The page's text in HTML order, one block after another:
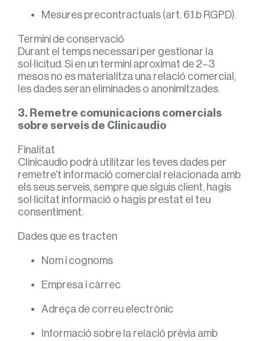
Mesures precontractuals (art. 6.1.b RGPD).
Termini de conservació
Durant el temps necessari per gestionar la
sol·licitud. Si en un termini aproximat de 2–3
mesos no es materialitza una relació comercial,
les dades seran eliminades o anonimitzades.
3. Remetre comunicacions comercials
sobre serveis de Clinicaudio
Finalitat
Clinicaudio podrà utilitzar les teves dades per
remetre’t informació comercial relacionada amb
els seus serveis, sempre que siguis client, hagis
sol·licitat informació o hagis prestat el teu
consentiment.
Dades que es tracten
Nom i cognoms
Empresa i càrrec
Adreça de correu electrònic
Informació sobre la relació prèvia amb